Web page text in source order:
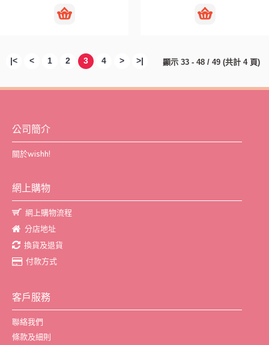
|< < 1 2 3 4 > >| 顯示 33 - 48 / 49 (共計 4 頁)
公司簡介
關於wishh!
網上購物
網上購物流程
分店地址
換貨及退貨
付款方式
客戶服務
聯絡我們
條款及細則